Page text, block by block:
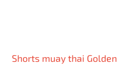
Shorts muay thai Golden